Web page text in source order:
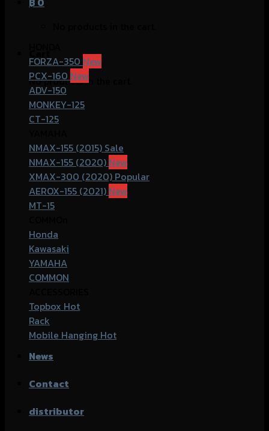
No products in the cart.
FORZA-350
PCX-160
ADV-150
MONKEY-125
CT-125
NMAX-155 (2015)
NMAX-155 (2020)
XMAX-300 (2020)
AEROX-155 (2021)
MT-15
Honda
Kawasaki
YAMAHA
COMMON
Topbox
Rack
Mobile Hanging
News
Contact
distributor